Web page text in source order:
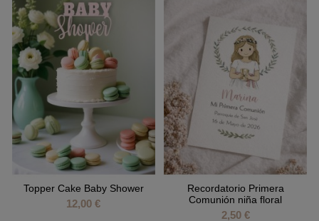
Topper Cake Baby Shower
12,00 €
Recordatorio Primera
Comunión niña floral
2,50 €